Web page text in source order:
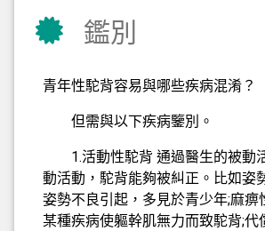
鑑別
青年性駝背容易與哪些疾病混淆？
但需與以下疾病鑒別。
1.活動性駝背 通過醫生的被動
動活動，駝背能夠被糾正。比如姿
姿勢不良引起，多見於青少年;麻痹
某種疾病使軀幹肌無力而致駝背;代